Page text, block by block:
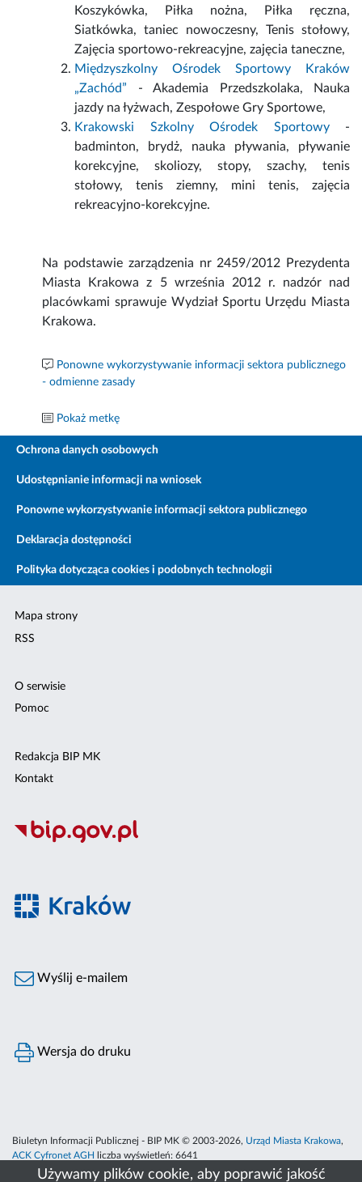
Używamy plików cookie, aby poprawić jakość
Koszykówka, Piłka nożna, Piłka ręczna,
Siatkówka, taniec nowoczesny, Tenis stołowy,
Zajęcia sportowo-rekreacyjne, zajęcia taneczne,
Międzyszkolny Ośrodek Sportowy Kraków
„Zachód” - Akademia Przedszkolaka, Nauka
jazdy na łyżwach, Zespołowe Gry Sportowe,
Krakowski Szkolny Ośrodek Sportowy-
badminton, brydż, nauka pływania, pływanie
korekcyjne, skoliozy, stopy, szachy, tenis
stołowy, tenis ziemny, mini tenis, zajęcia
rekreacyjno-korekcyjne.
Na podstawie zarządzenia nr 2459/2012 Prezydenta
Miasta Krakowa z 5 września 2012 r. nadzór nad
placówkami sprawuje Wydział Sportu Urzędu Miasta
Krakowa.
Ponowne wykorzystywanie informacji sektora publicznego
- odmienne zasady
Pokaż metkę
Ochrona danych osobowych
Udostępnianie informacji na wniosek
Ponowne wykorzystywanie informacji sektora publicznego
Deklaracja dostępności
Polityka dotycząca cookies i podobnych technologii
Mapa strony
RSS
O serwisie
Pomoc
Redakcja BIP MK
Kontakt
Wyślij e-mailem
Wersja do druku
Biuletyn Informacji Publicznej - BIP MK © 2003-2026, Urząd Miasta Krakowa,
ACK Cyfronet AGH
liczba wyświetleń: 6641